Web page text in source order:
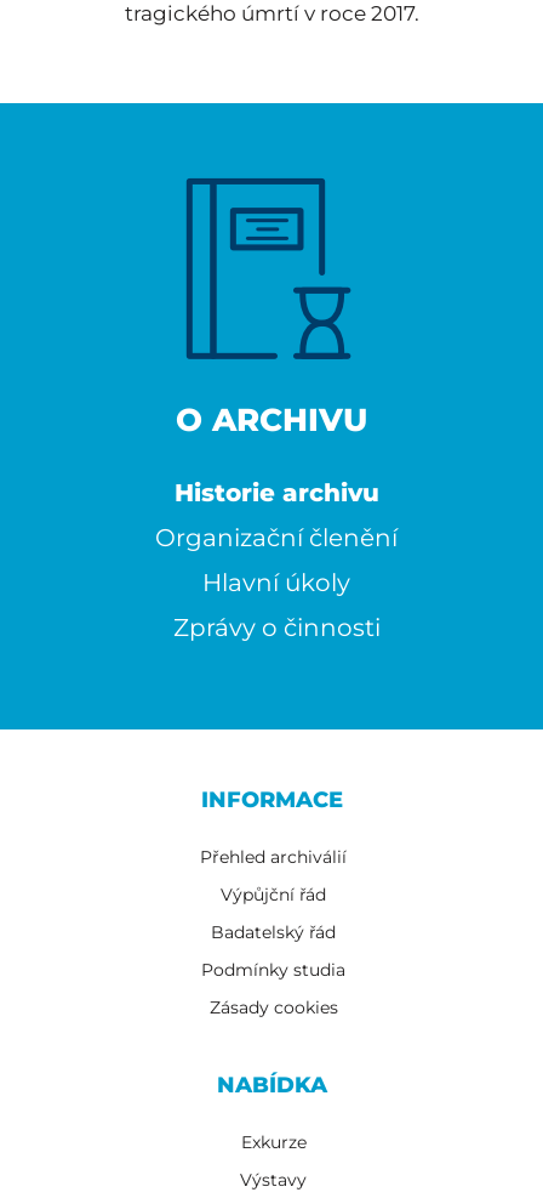
tragického úmrtí v roce 2017.
O ARCHIVU
Historie archivu
Organizační členění
Hlavní úkoly
Zprávy o činnosti
INFORMACE
Přehled archiválií
Výpůjční řád
Badatelský řád
Podmínky studia
Zásady cookies
NABÍDKA
Exkurze
Výstavy